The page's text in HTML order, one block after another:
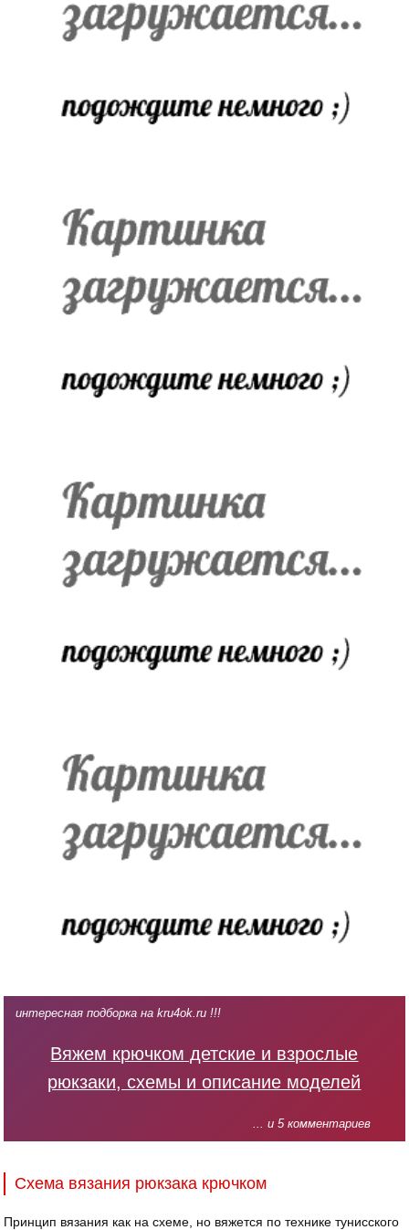
интересная подборка на kru4ok.ru !!!
Вяжем крючком детские и взрослые
рюкзаки, схемы и описание моделей
... и 5 комментариев
Схема вязания рюкзака крючком
Принцип вязания как на схеме, но вяжется по технике тунисского